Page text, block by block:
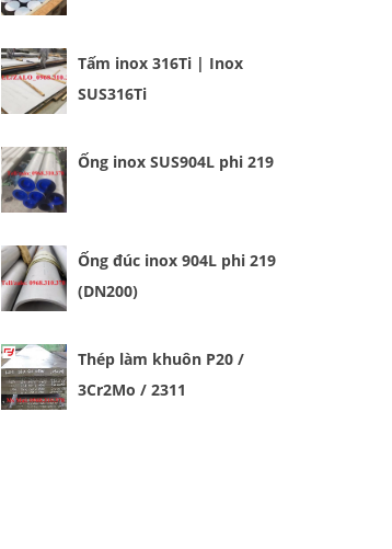
Tấm inox 316Ti | Inox
SUS316Ti
Ống inox SUS904L phi 219
Ống đúc inox 904L phi 219
(DN200)
Thép làm khuôn P20 /
3Cr2Mo / 2311